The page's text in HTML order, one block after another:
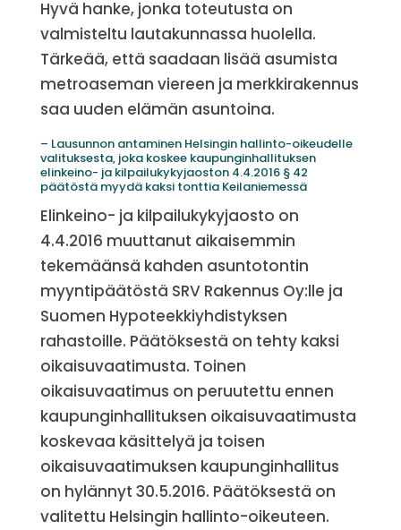
Hyvä hanke, jonka toteutusta on
valmisteltu lautakunnassa huolella.
Tärkeää, että saadaan lisää asumista
metroaseman viereen ja merkkirakennus
saa uuden elämän asuntoina.
– Lausunnon antaminen Helsingin hallinto-oikeudelle
valituksesta, joka koskee kaupunginhallituksen
elinkeino- ja kilpailukykyjaoston 4.4.2016 § 42
päätöstä myydä kaksi tonttia Keilaniemessä
Elinkeino- ja kilpailukykyjaosto on
4.4.2016 muuttanut aikaisemmin
tekemäänsä kahden asuntotontin
myyntipäätöstä SRV Rakennus Oy:lle ja
Suomen Hypoteekkiyhdistyksen
rahastoille. Päätöksestä on tehty kaksi
oikaisuvaatimusta. Toinen
oikaisuvaatimus on peruutettu ennen
kaupunginhallituksen oikaisuvaatimusta
koskevaa käsittelyä ja toisen
oikaisuvaatimuksen kaupunginhallitus
on hylännyt 30.5.2016. Päätöksestä on
valitettu Helsingin hallinto-oikeuteen.